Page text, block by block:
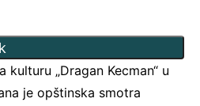
„Dragan Kecman“ u
je opštinska smotra